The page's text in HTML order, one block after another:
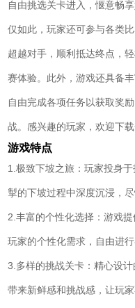
自由挑选关卡进入，惬意畅
仅如此，玩家还可参与各类
超越对手，顺利抵达终点，
赛体验。此外，游戏还具备
自由完成各项任务以获取奖
战。感兴趣的玩家，欢迎下载
游戏特点
1.极致下坡之旅：玩家投身
掣的下坡过程中深度沉浸，
2.丰富的个性化选择：游戏
玩家的个性化需求，自由进行
3.多样的挑战关卡：精心设
带来新鲜感和挑战感，让玩家